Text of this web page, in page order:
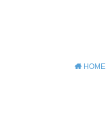
HOME